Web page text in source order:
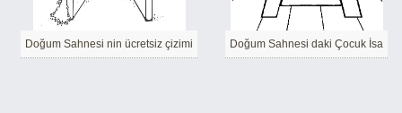
Doğum Sahnesi nin ücretsiz çizimi Doğum Sahnesi daki Çocuk İsa